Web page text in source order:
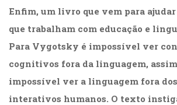
Educação
Educação
Especial
(39)
(47)
Fonoaudiologia
Enfim, um livro que vem para
que trabalham com educação e
Para Vygotsky é impossível ver
cognitivos fora da linguagem,
impossível ver a linguagem fora
interativos humanos. O texto